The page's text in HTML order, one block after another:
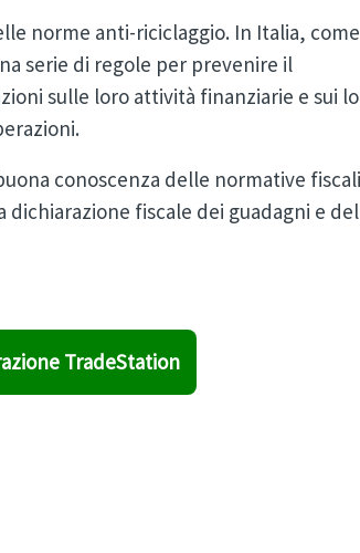
norme anti-riciclaggio. In Italia, come
serie di regole per prevenire il
sulle loro attività finanziarie e sui
conoscenza delle normative
fiscale dei guadagni e
TradeStation